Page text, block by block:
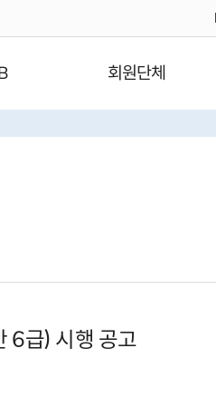
회원단체
6급) 시행 공고